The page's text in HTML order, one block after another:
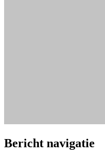
Bericht navigatie